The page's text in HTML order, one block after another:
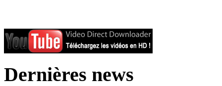
Dernières news